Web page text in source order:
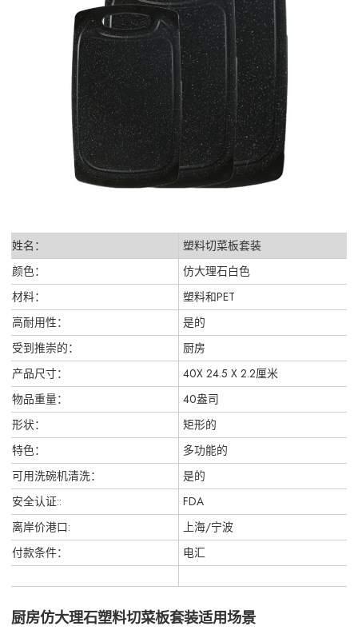
姓名：
塑料切菜板套装
颜色：
仿大理石白色
材料：
塑料和PET
高耐用性：
是的
受到推崇的：
厨房
产品尺寸：
40X 24.5 X 2.2厘米
物品重量：
40盎司
形状：
矩形的
特色：
多功能的
可用洗碗机清洗：
是的
安全认证::
FDA
离岸价港口:
上海/宁波
付款条件：
电汇
厨房仿大理石塑料切菜板套装适用场景